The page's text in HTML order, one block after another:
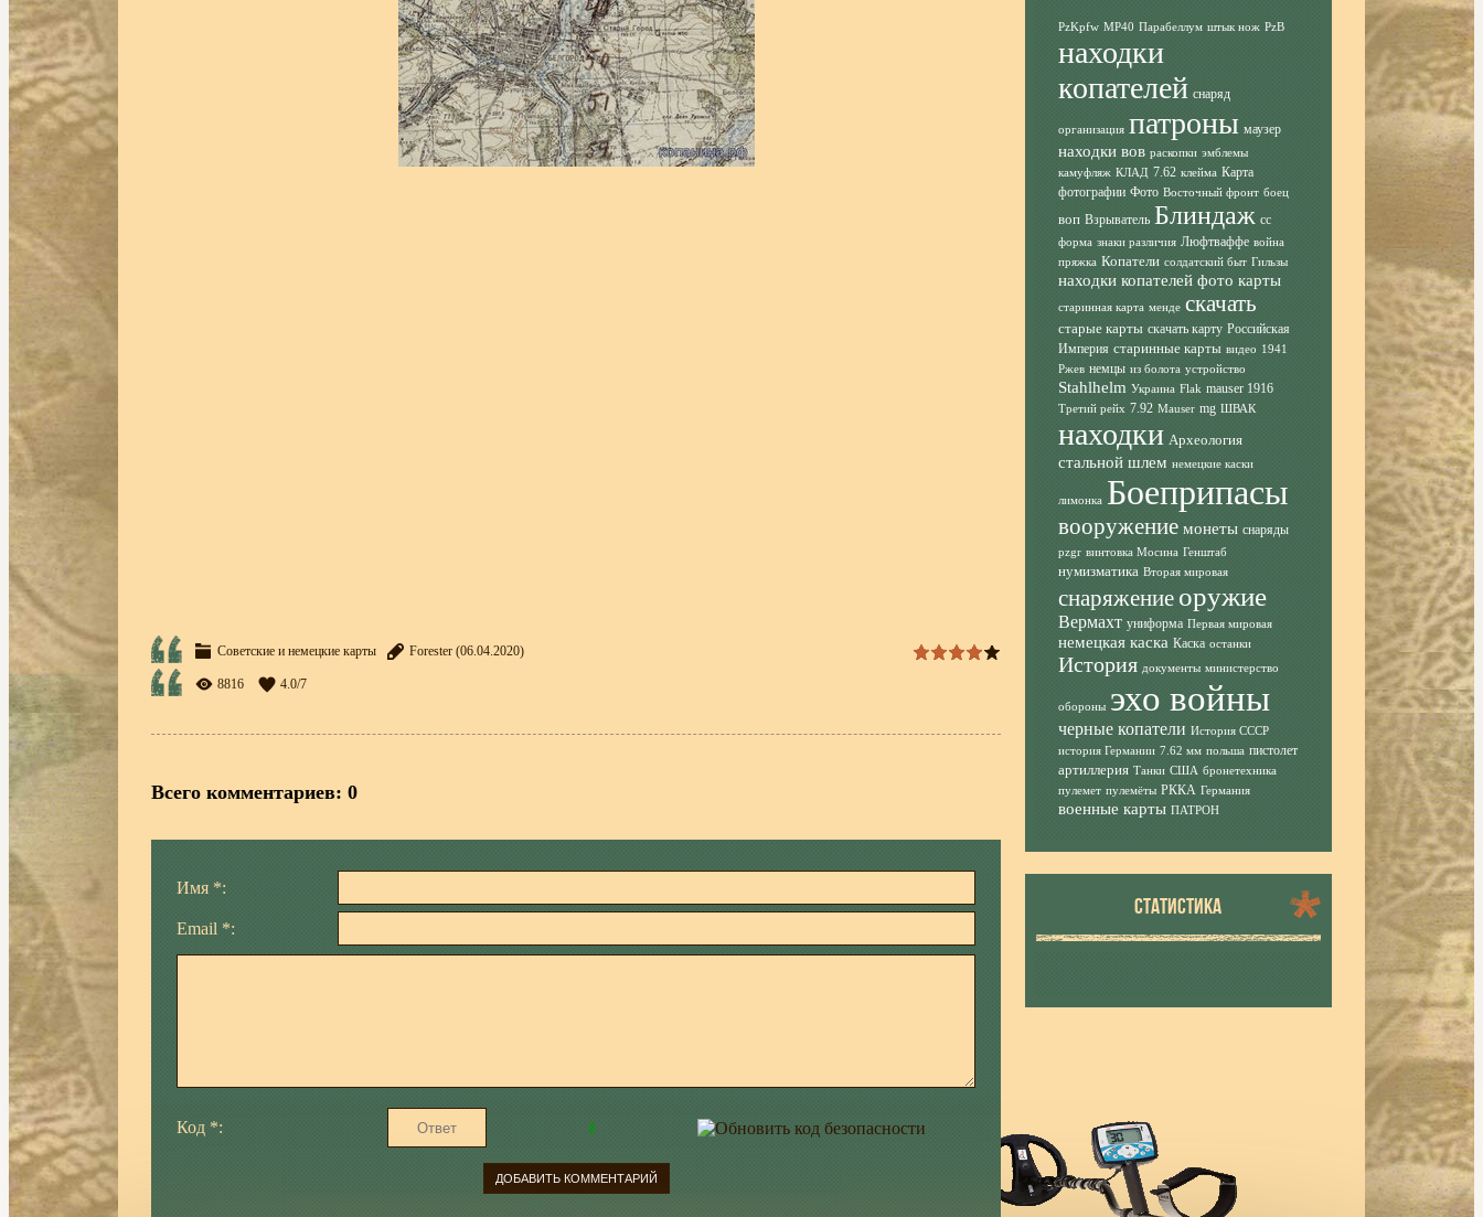
Советские и немецкие карты Forester (06.04.2020)
8816 4.0/7
Всего комментариев: 0
Имя *:
Email *:
Код *:
PzKpfw MP40 Парабеллум штык нож PzB
находки
копателей снаряд
организация патроны маузер
находки вов раскопки эмблемы
камуфляж КЛАД 7.62 клейма Карта
фотографии Фото Восточный фронт боец
воп Взрыватель Блиндаж сс
форма знаки различия Люфтваффе война
пряжка Копатели солдатский быт Гильзы
находки копателей фото карты
старинная карта менде скачать
старые карты скачать карту Российская
Империя старинные карты видео 1941
Ржев немцы из болота устройство
Stahlhelm Украина Flak mauser 1916
Третий рейх 7.92 Mauser mg ШВАК
находки Археология
стальной шлем немецкие каски
лимонка Боеприпасы
вооружение монеты снаряды
pzgr винтовка Мосина Генштаб
нумизматика Вторая мировая
снаряжение оружие
Вермахт униформа Первая мировая
немецкая каска Каска останки
История документы министерство
обороны эхо войны
черные копатели История СССР
история Германии 7.62 мм польша пистолет
артиллерия Танки США бронетехника
пулемет пулемёты РККА Германия
военные карты ПАТРОН
СТАТИСТИКА